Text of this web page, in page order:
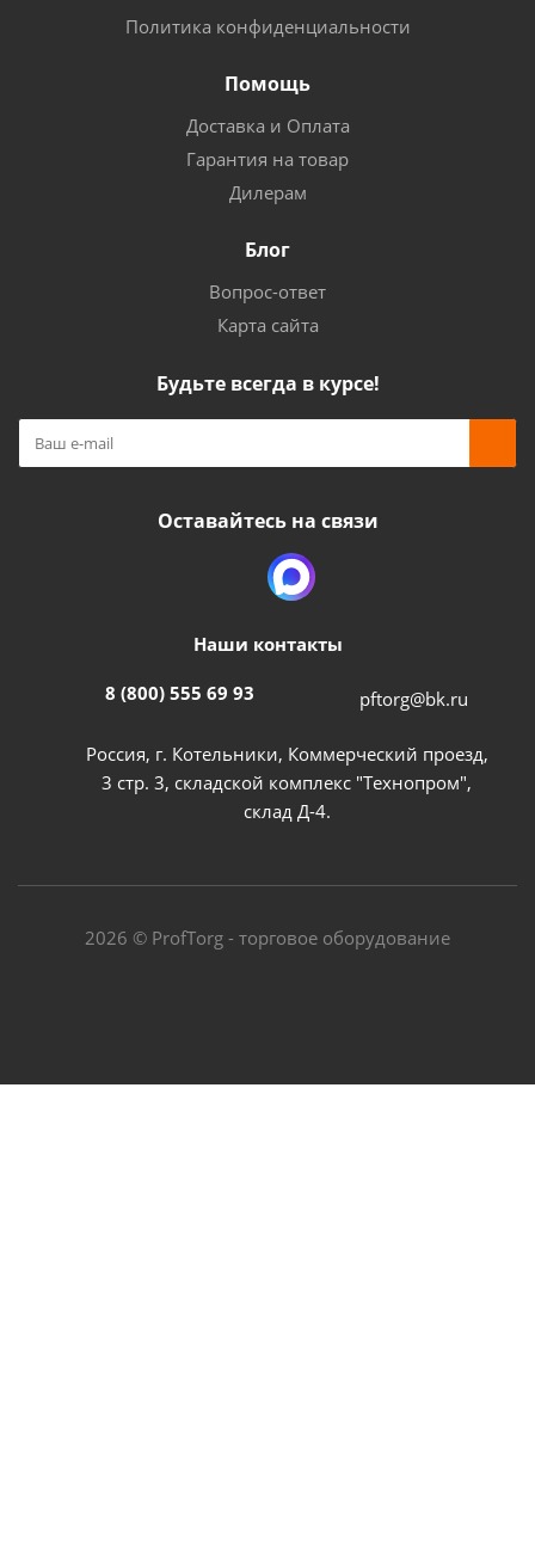
Политика конфиденциальности
Помощь
Доставка и Оплата
Гарантия на товар
Дилерам
Блог
Вопрос-ответ
Карта сайта
Будьте всегда в курсе!
Оставайтесь на связи
Наши контакты
8 (800) 555 69 93 pftorg@bk.ru
Россия, г. Котельники, Коммерческий проезд,
3 стр. 3, складской комплекс "Технопром",
склад Д-4.
2026 © ProfTorg - торговое оборудование